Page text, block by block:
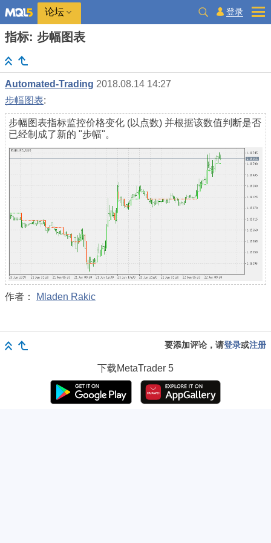
论坛 登录
指标: 步幅图表
Automated-Trading 2018.08.14 14:27
步幅图表:
步幅图表指标监控价格变化 (以点数) 并根据该数值判断是否
已经制成了新的 "步幅"。
作者： Mladen Rakic
要添加评论，请登录或注册
下载MetaTrader 5